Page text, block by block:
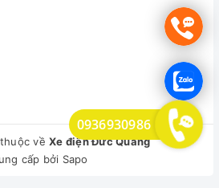
về Xe điện Đức Quảng
cấp bởi Sapo
0936930986